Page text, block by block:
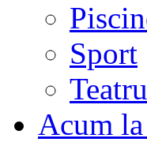
Sport
Teatru
Acum